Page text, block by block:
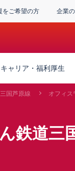
をご希望の方 企業
キャリア・福利厚生
国芦原線 オフィス
鉄道